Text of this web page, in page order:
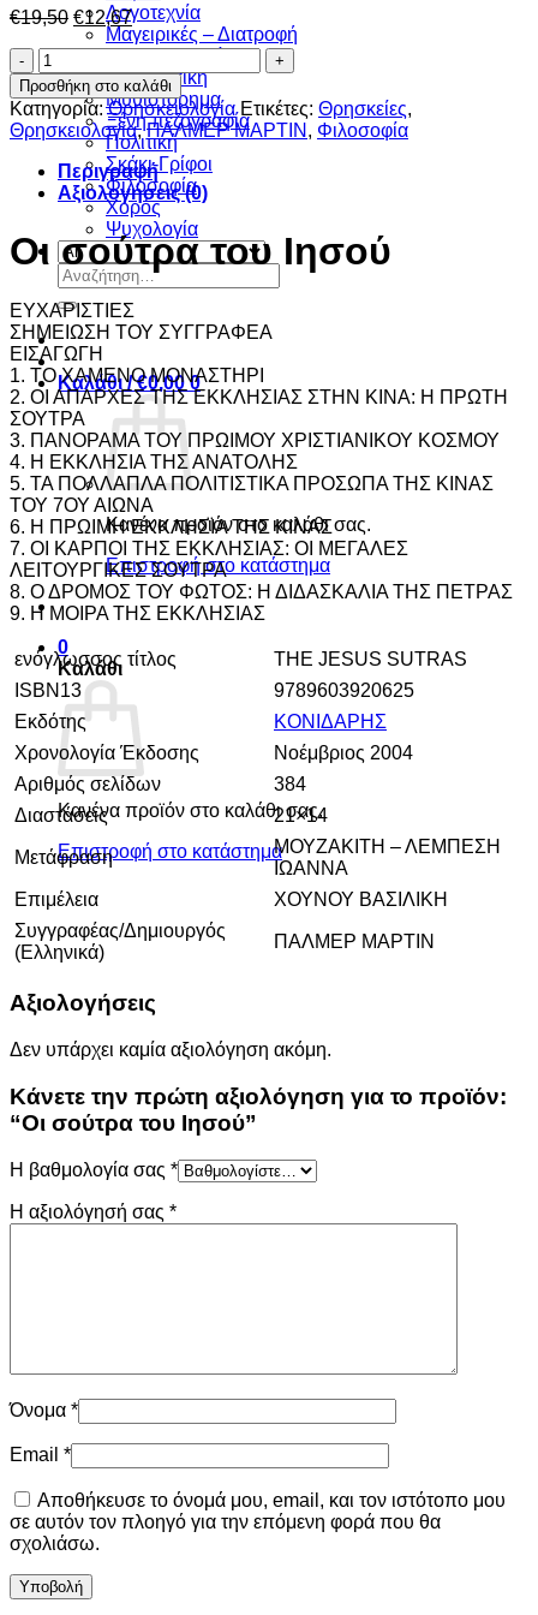
Λογοτεχνία
Μαγειρικές – Διατροφή
Μελλοντολογία
Μεταφυσική
Μυθιστόρημα
Ξένη πεζογραφία
Πολιτική
Σκάκι-Γρίφοι
Φιλοσοφία
Χορός
Ψυχολογία
Αναζήτηση
για:
Καλάθι /€0,00 0
Κανένα προϊόν στο καλάθι σας.
Επιστροφή στο κατάστημα
0
Καλάθι
Κανένα προϊόν στο καλάθι σας.
Επιστροφή στο κατάστημα
€19,50 Original
price
€19,50.
€12,67Η
τρέχουσα
είναι:
€12,67.
Οι
σούτρα
του
Ιησού
ποσότητα
Προσθήκη στο καλάθι
Κατηγορία:Θρησκειολογία Ετικέτες: Θρησκείες,
Θρησκειολογία,ΠΑΛΜΕΡ ΜΑΡΤΙΝ , Φιλοσοφία
Περιγραφή
Αξιολογήσεις (0)
Οι σούτρα του Ιησού
ΕΥΧΑΡΙΣΤΙΕΣ
ΣΗΜΕΙΩΣΗ ΤΟΥ ΣΥΓΓΡΑΦΕΑ
ΕΙΣΑΓΩΓΗ
1. ΤΟ ΧΑΜΕΝΟ ΜΟΝΑΣΤΗΡΙ
2. ΟΙ ΑΠΑΡΧΕΣ ΤΗΣ ΕΚΚΛΗΣΙΑΣ ΣΤΗΝ ΚΙΝΑ: Η ΠΡΩΤΗ
ΣΟΥΤΡΑ
3. ΠΑΝΟΡΑΜΑ ΤΟΥ ΠΡΩΙΜΟΥ ΧΡΙΣΤΙΑΝΙΚΟΥ ΚΟΣΜΟΥ
4. Η ΕΚΚΛΗΣΙΑ ΤΗΣ ΑΝΑΤΟΛΗΣ
5. ΤΑ ΠΟΛΛΑΠΛΑ ΠΟΛΙΤΙΣΤΙΚΑ ΠΡΟΣΩΠΑ ΤΗΣ ΚΙΝΑΣ
ΤΟΥ 7ΟΥ ΑΙΩΝΑ
6. Η ΠΡΩΙΜΗ ΕΚΚΛΗΣΙΑ ΤΗΣ ΚΙΝΑΣ
7. ΟΙ ΚΑΡΠΟΙ ΤΗΣ ΕΚΚΛΗΣΙΑΣ: ΟΙ ΜΕΓΑΛΕΣ
ΛΕΙΤΟΥΡΓΙΚΕΣ ΣΟΥΤΡΑ
8. Ο ΔΡΟΜΟΣ ΤΟΥ ΦΩΤΟΣ: Η ΔΙΔΑΣΚΑΛΙΑ ΤΗΣ ΠΕΤΡΑΣ
9. Η ΜΟΙΡΑ ΤΗΣ ΕΚΚΛΗΣΙΑΣ
ενόγλωσσος τίτλος
THE JESUS SUTRAS
ISBN13
9789603920625
Εκδότης
ΚΟΝΙΔΑΡΗΣ
Χρονολογία Έκδοσης
Νοέμβριος 2004
Αριθμός σελίδων
384
Διαστάσεις
21×14
Μετάφραση
ΜΟΥΖΑΚΙΤΗ – ΛΕΜΠΕΣΗ
ΙΩΑΝΝΑ
Επιμέλεια
ΧΟΥΝΟΥ ΒΑΣΙΛΙΚΗ
Συγγραφέας/Δημιουργός
(Ελληνικά)
ΠΑΛΜΕΡ ΜΑΡΤΙΝ
Αξιολογήσεις
Δεν υπάρχει καμία αξιολόγηση ακόμη.
Κάνετε την πρώτη αξιολόγηση για το προϊόν:
“Οι σούτρα του Ιησού”
Η βαθμολογία σας *
Η αξιολόγησή σας *
Όνομα *
Email *
Αποθήκευσε το όνομά μου, email, και τον ιστότοπο μου
σε αυτόν τον πλοηγό για την επόμενη φορά που θα
σχολιάσω.